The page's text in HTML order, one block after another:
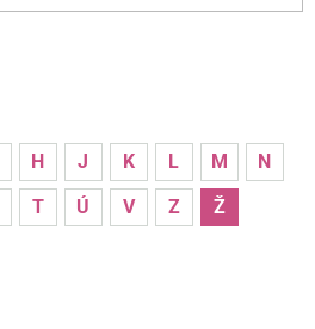
H J K L M
N
T Ú V Z
Ž